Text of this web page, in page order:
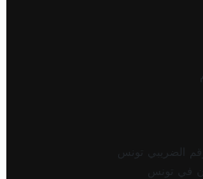
الضريبي تونس
في تونس